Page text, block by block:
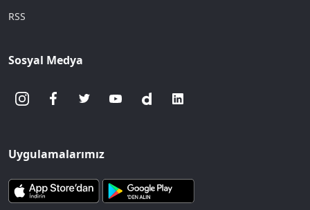
RSS
Sosyal Medya
Uygulamalarımız